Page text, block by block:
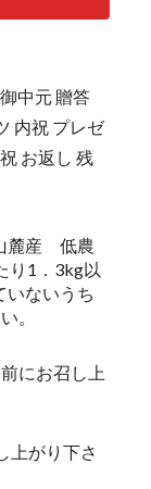
中元 贈答
内祝 プレゼ
お返し 残
麓産 低農
り1．3kg以
いないうち
。
にお召し上
上がり下さ